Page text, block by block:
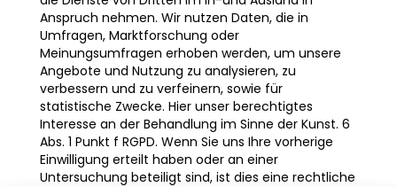
Anspruch nehmen. Wir nutzen Daten, die in
Umfragen, Marktforschung oder
Meinungsumfragen erhoben werden, um unsere
Angebote und Nutzung zu analysieren, zu
verbessern und zu verfeinern, sowie für
statistische Zwecke. Hier unser berechtigtes
Interesse an der Behandlung im Sinne der Kunst. 6
Abs. 1 Punkt f RGPD. Wenn Sie uns Ihre vorherige
Einwilligung erteilt haben oder an einer
Untersuchung beteiligt sind, ist dies eine rechtliche